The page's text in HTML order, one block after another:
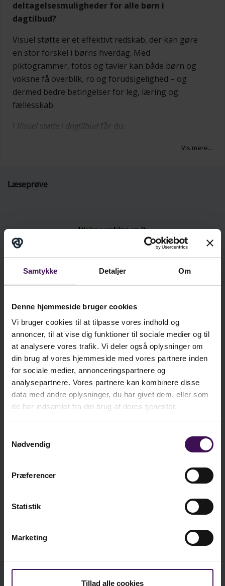
Samtykke Detaljer Om
Denne hjemmeside bruger cookies
Vi bruger cookies til at tilpasse vores indhold og
annoncer, til at vise dig funktioner til sociale medier og til
at analysere vores trafik. Vi deler også oplysninger om
din brug af vores hjemmeside med vores partnere inden
for sociale medier, annonceringspartnere og
analysepartnere. Vores partnere kan kombinere disse
data med andre oplysninger, du har givet dem, eller som
de har indsamlet fra din brug af deres tjenester.
Nødvendig
Præferencer
Statistik
Marketing
Tillad alle cookies
deltagelsesmuligheder for alle børn i
dagtilbud?
Visuel støtte er et effektivt redskab, der kan gøre
en stor forskel i børns hverdag. Med
piktogrammer, fotos og tavler kan både børn og
voksne få overblik, ro og forudsigelighed – og
dermed bedre betingelser for leg, læring og
fællesskab.
I Visuel støtte i dagtilbud får du:
En introduktion til, hvorfor visuel støtte er
Redskaber til at understøtte børns
regulering gennem piktogrammer,
stemmeskalaer, problemskalaer m.fl.
tips til implementering, som hele
Bogen henvender sig til pædagoger, ledere og
konsulenter i dagtilbud, der ønsker at skabe
overskuelige rammer og styrke børns deltagelse i
hverdagen. Den er oplagt som fælles faglig
inspiration og som praktisk opslagsværk i den
travle dagligdag.
Se vores store udvalg af piktogrammer her:Visuel
Vis mere...
Læseprøve
Se læseprøven i fuld skærm
kr.193,00
ekskl. moms
kr.241,25
inkl. moms